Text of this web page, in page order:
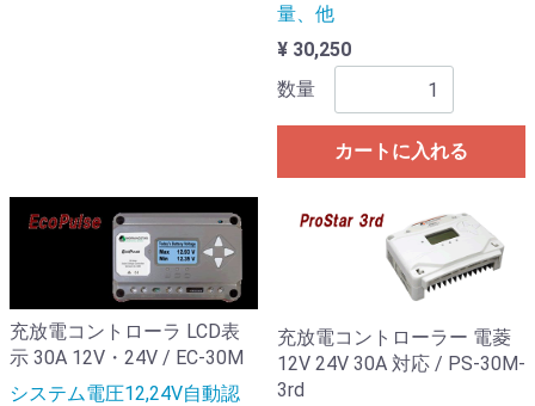
量、他
¥ 30,250
数量
カートに入れる
充放電コントローラ LCD表
示 30A 12V・24V / EC-30M
システム電圧12,24V自動認
充放電コントローラー 電菱
12V 24V 30A 対応 / PS-30M-
3rd